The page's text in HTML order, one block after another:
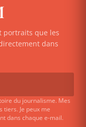
portraits que les
dans
du journalisme. Mes
tiers. Je peux me
dans chaque e-mail.